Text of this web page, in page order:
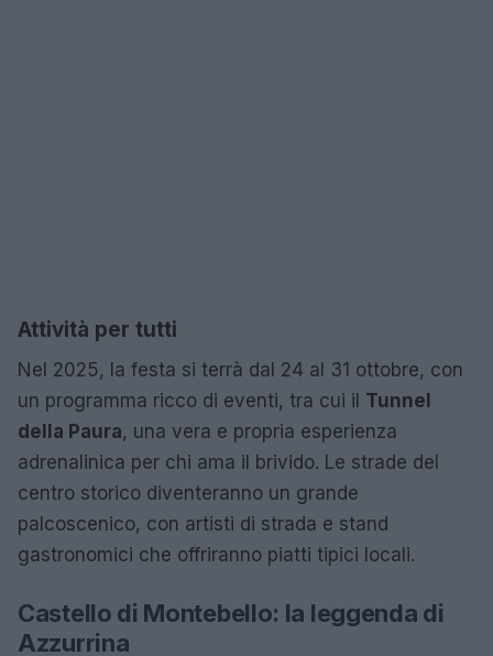
Attività per tutti
Nel 2025, la festa si terrà dal 24 al 31 ottobre, con
un programma ricco di eventi, tra cui il Tunnel
della Paura, una vera e propria esperienza
adrenalinica per chi ama il brivido. Le strade del
centro storico diventeranno un grande
palcoscenico, con artisti di strada e stand
gastronomici che offriranno piatti tipici locali.
Castello di Montebello: la leggenda di
Azzurrina